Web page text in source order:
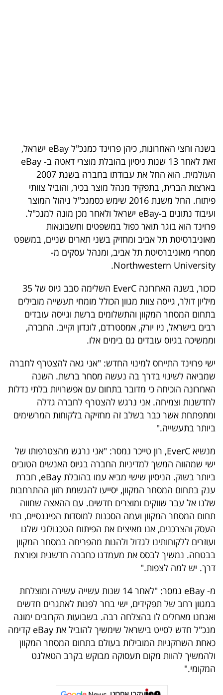
המילון
הכלכלי
פודקאסט
40
UNDER
40
שיתופי
פעולה
דרושים
ניוזלטרים
מייל
פרסמו
באייס
עקבו
אחרינו:
בשנה וחצי האחרונות, כיהן פרוינד כמנכ"ל eBay ישראל,
זאת לאחר 13 שנות ניסיון בהובלת מוצרי דאטה ב- eBay
העולמית. הוא החל את עבודתו בחברה בשנת 2007
בארצות הברית, בתפקיד מנהל מוצר בכיר, והוביל צוותי
פיתוח. החל משנת 2016 שימש כסמנכ"ל ניהול המוצר
ועיבוד נתונים ב-eBay ישראל ולאחר מכן מונה למנכ"ל.
פרוינד הוא בוגר תואר כפול במשפטים וחשבונאות
מאוניברסיטת תל אביב ומחזיק בשני תארים שניים, במשפט
מסחרי מאוניברסיטת תל אביב, ומנהל עסקים מ-
Northwestern University.
כזכור, בשנה האחרונה EverC השלימה סבב גיוס של 35
מיליון דולר, גייסה צוות מגוון הכולל מומחי תעשייה מובילים
בתחום המסחר המקוון והתשלומים ברשת וגייסה עובדים
רבים בישראל, ניו יורק, אמסטרדם, לונדון וקייב. החברה,
וממשיכה בגיוס עובדים גם בימים אלו.
ישי פרוינד התייחס למינוי החדש: "אני גאה להצטרף לחברה
שמביאה לשינוי בדרך בה נעשה מסחר ברשת. השנה
האחרונה הוכיחה כי מדובר בתחום עם אפשרויות בלתי נדלות
לחדשנות וצמיחה. אני נרגש להצטרף לחברה גדלה
ומתפתחת אשר כבר בשלב זה מחזיקה בלקוחות המרשימים
ביותר בתעשייה."
מנשיא EverC, רון טייכר נמסר: "אני נרגש מהצטרפותו של
ישי שמהווה המשך למדיניות החברה בגיוס האנשים הטובים
ביותר בשוק. הניסיון שישי מביא עמו בהובלת eBay, חברת
ענק בתחום המסחר המקוון, יסייעו להגשמת חזון ההתרחבות
שלנו אל עבר שווקים ומוצרים חדשים. עם ההאצה שחווה
תחום המסחר המקוון ועמה הסכנות למוסדות הפיננסיים, בתי
העסק והצרכנים, אנו מאיצים את הפיתוח הטכנולוגי שלנו
ועוזרים ללקוחותינו לגדול ולהנות מהפריחה במסחר המקוון
בבטחה. נמשיך לבסס את מעמדנו כחברה חדשנית ופורצת
דרך. יש למה לצפות."
מ- eBay נמסר: "לאחר 14 שנות עשייה עשירה ומוצלחת
במגוון רחב של תפקידים, ישי בחר לפנות לאתגרים חדשים
ואנחנו מאחלים לו בהצלחה רבה. בשבועות הקרובים ימונה
מנכ"ל חדש לסייט בישראל שימשיך להוביל את eBay קדימה
כאחת השחקניות המובילות בעולם בתחום המסחר המקוון
ולהמשיך להוות מקום תעסוקה מבוקש בקרב הטאלנט
המקומי."